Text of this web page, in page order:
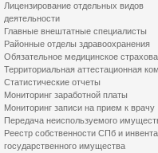
Лицензирование отдельных видов
деятельности
Главные внештатные специалисты
Районные отделы здравоохранения
Обязательное медицинское
Территориальная аттестационная
Статистические отчеты
Мониторинг заработной платы
Мониторинг записи на прием к врачу
Передача неиспользуемого
Реестр собственности СПб и
государственного имущества